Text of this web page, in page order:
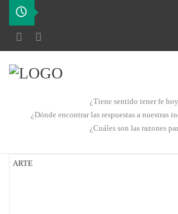
¿Tiene sentido tener fe
¿Dónde encontrar las respuestas a nuestras
¿Cuáles son las razones
ARTE